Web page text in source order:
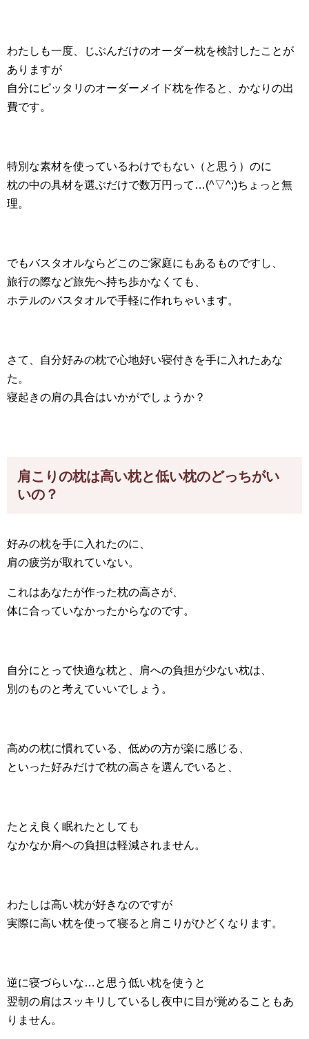
わたしも一度、じぶんだけのオーダー枕を検討したことが
ありますが
自分にピッタリのオーダーメイド枕を作ると、かなりの出
費です。
特別な素材を使っているわけでもない（と思う）のに
枕の中の具材を選ぶだけで数万円って…(^▽^;)ちょっと無
理。
でもバスタオルならどこのご家庭にもあるものですし、
旅行の際など旅先へ持ち歩かなくても、
ホテルのバスタオルで手軽に作れちゃいます。
さて、自分好みの枕で心地好い寝付きを手に入れたあな
た。
寝起きの肩の具合はいかがでしょうか？
肩こりの枕は高い枕と低い枕のどっちがい
いの？
好みの枕を手に入れたのに、
肩の疲労が取れていない。
これはあなたが作った枕の高さが、
体に合っていなかったからなのです。
自分にとって快適な枕と、肩への負担が少ない枕は、
別のものと考えていいでしょう。
高めの枕に慣れている、低めの方が楽に感じる、
といった好みだけで枕の高さを選んでいると、
たとえ良く眠れたとしても
なかなか肩への負担は軽減されません。
わたしは高い枕が好きなのですが
実際に高い枕を使って寝ると肩こりがひどくなります。
逆に寝づらいな…と思う低い枕を使うと
翌朝の肩はスッキリしているし夜中に目が覚めることもあ
りません。